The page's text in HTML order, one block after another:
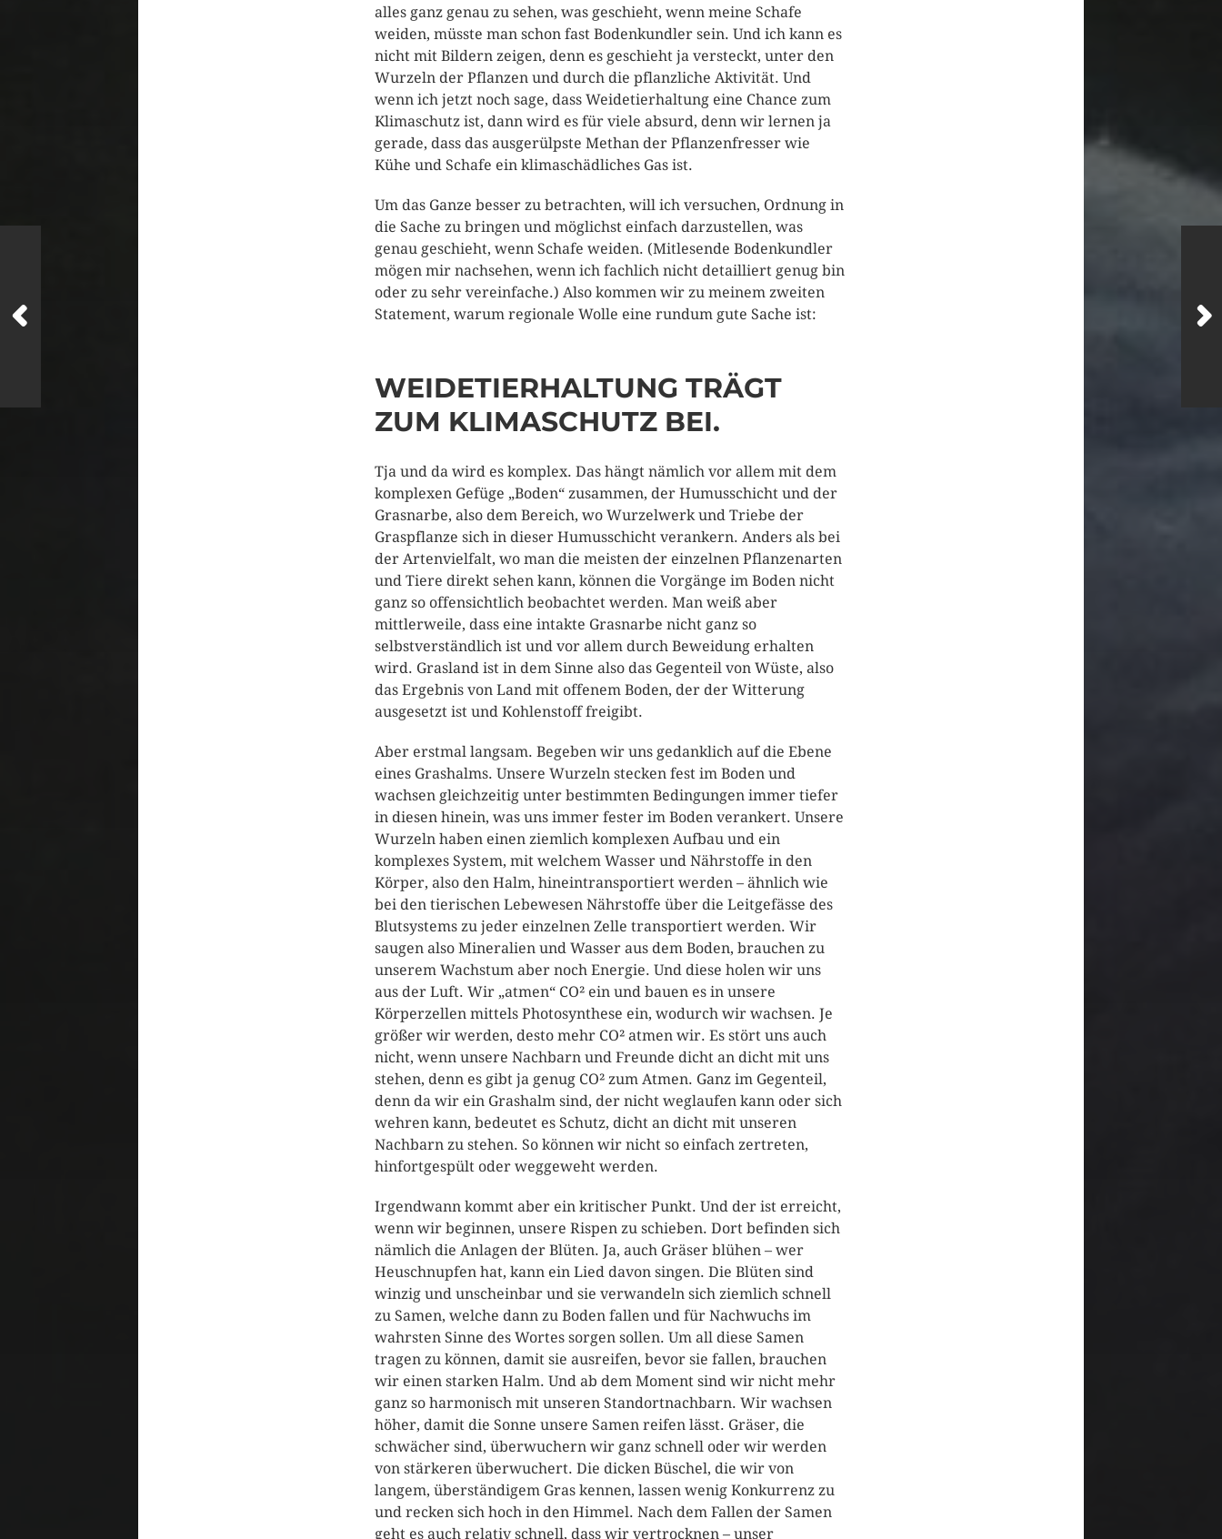
alles ganz genau zu sehen, was geschieht, wenn meine Schafe
weiden, müsste man schon fast Bodenkundler sein. Und ich kann es
nicht mit Bildern zeigen, denn es geschieht ja versteckt, unter den
Wurzeln der Pflanzen und durch die pflanzliche Aktivität. Und
wenn ich jetzt noch sage, dass Weidetierhaltung eine Chance zum
Klimaschutz ist, dann wird es für viele absurd, denn wir lernen ja
gerade, dass das ausgerülpste Methan der Pflanzenfresser wie
Kühe und Schafe ein klimaschädliches Gas ist.
Um das Ganze besser zu betrachten, will ich versuchen, Ordnung in
die Sache zu bringen und möglichst einfach darzustellen, was
genau geschieht, wenn Schafe weiden. (Mitlesende Bodenkundler
mögen mir nachsehen, wenn ich fachlich nicht detailliert genug bin
oder zu sehr vereinfache.) Also kommen wir zu meinem zweiten
Statement, warum regionale Wolle eine rundum gute Sache ist:
WEIDETIERHALTUNG TRÄGT
ZUM KLIMASCHUTZ BEI.
Tja und da wird es komplex. Das hängt nämlich vor allem mit dem
komplexen Gefüge „Boden“ zusammen, der Humusschicht und der
Grasnarbe, also dem Bereich, wo Wurzelwerk und Triebe der
Graspflanze sich in dieser Humusschicht verankern. Anders als bei
der Artenvielfalt, wo man die meisten der einzelnen Pflanzenarten
und Tiere direkt sehen kann, können die Vorgänge im Boden nicht
ganz so offensichtlich beobachtet werden. Man weiß aber
mittlerweile, dass eine intakte Grasnarbe nicht ganz so
selbstverständlich ist und vor allem durch Beweidung erhalten
wird. Grasland ist in dem Sinne also das Gegenteil von Wüste, also
das Ergebnis von Land mit offenem Boden, der der Witterung
ausgesetzt ist und Kohlenstoff freigibt.
Aber erstmal langsam. Begeben wir uns gedanklich auf die Ebene
eines Grashalms. Unsere Wurzeln stecken fest im Boden und
wachsen gleichzeitig unter bestimmten Bedingungen immer tiefer
in diesen hinein, was uns immer fester im Boden verankert. Unsere
Wurzeln haben einen ziemlich komplexen Aufbau und ein
komplexes System, mit welchem Wasser und Nährstoffe in den
Körper, also den Halm, hineintransportiert werden – ähnlich wie
bei den tierischen Lebewesen Nährstoffe über die Leitgefässe des
Blutsystems zu jeder einzelnen Zelle transportiert werden. Wir
saugen also Mineralien und Wasser aus dem Boden, brauchen zu
unserem Wachstum aber noch Energie. Und diese holen wir uns
aus der Luft. Wir „atmen“ CO² ein und bauen es in unsere
Körperzellen mittels Photosynthese ein, wodurch wir wachsen. Je
größer wir werden, desto mehr CO² atmen wir. Es stört uns auch
nicht, wenn unsere Nachbarn und Freunde dicht an dicht mit uns
stehen, denn es gibt ja genug CO² zum Atmen. Ganz im Gegenteil,
denn da wir ein Grashalm sind, der nicht weglaufen kann oder sich
wehren kann, bedeutet es Schutz, dicht an dicht mit unseren
Nachbarn zu stehen. So können wir nicht so einfach zertreten,
hinfortgespült oder weggeweht werden.
Irgendwann kommt aber ein kritischer Punkt. Und der ist erreicht,
wenn wir beginnen, unsere Rispen zu schieben. Dort befinden sich
nämlich die Anlagen der Blüten. Ja, auch Gräser blühen – wer
Heuschnupfen hat, kann ein Lied davon singen. Die Blüten sind
winzig und unscheinbar und sie verwandeln sich ziemlich schnell
zu Samen, welche dann zu Boden fallen und für Nachwuchs im
wahrsten Sinne des Wortes sorgen sollen. Um all diese Samen
tragen zu können, damit sie ausreifen, bevor sie fallen, brauchen
wir einen starken Halm. Und ab dem Moment sind wir nicht mehr
ganz so harmonisch mit unseren Standortnachbarn. Wir wachsen
höher, damit die Sonne unsere Samen reifen lässt. Gräser, die
schwächer sind, überwuchern wir ganz schnell oder wir werden
von stärkeren überwuchert. Die dicken Büschel, die wir von
langem, überständigem Gras kennen, lassen wenig Konkurrenz zu
und recken sich hoch in den Himmel. Nach dem Fallen der Samen
geht es auch relativ schnell, dass wir vertrocknen – unser